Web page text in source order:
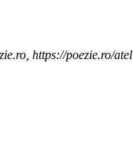
https://poezie.ro/